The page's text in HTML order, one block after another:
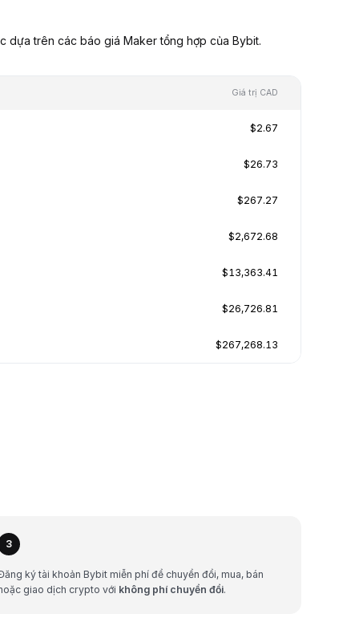
dựa trên các báo giá Maker tổng hợp của Bybit.
Giá trị CAD
$2.67
$26.73
$267.27
$2,672.68
$13,363.41
$26,726.81
$267,268.13
3
ký tài khoản Bybit miễn phí để chuyển đổi, mua, bán
giao dịch crypto với không phí chuyển đổi.